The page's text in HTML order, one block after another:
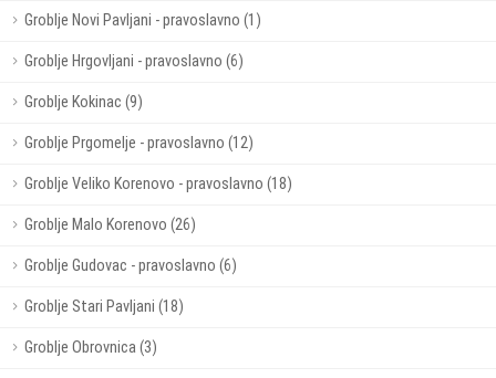
Groblje Novi Pavljani - pravoslavno (1)
Groblje Hrgovljani - pravoslavno (6)
Groblje Kokinac (9)
Groblje Prgomelje - pravoslavno (12)
Groblje Veliko Korenovo - pravoslavno (18)
Groblje Malo Korenovo (26)
Groblje Gudovac - pravoslavno (6)
Groblje Stari Pavljani (18)
Groblje Obrovnica (3)